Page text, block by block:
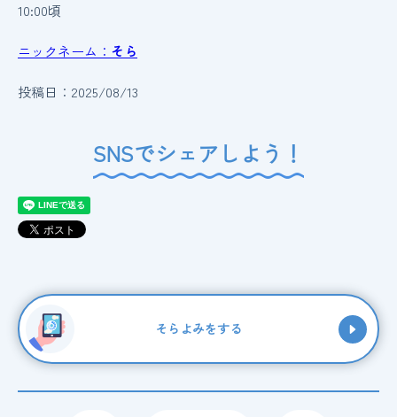
10:00頃
ニックネーム： そら
投稿日：2025/08/13
SNSでシェアしよう！
そらよみをする